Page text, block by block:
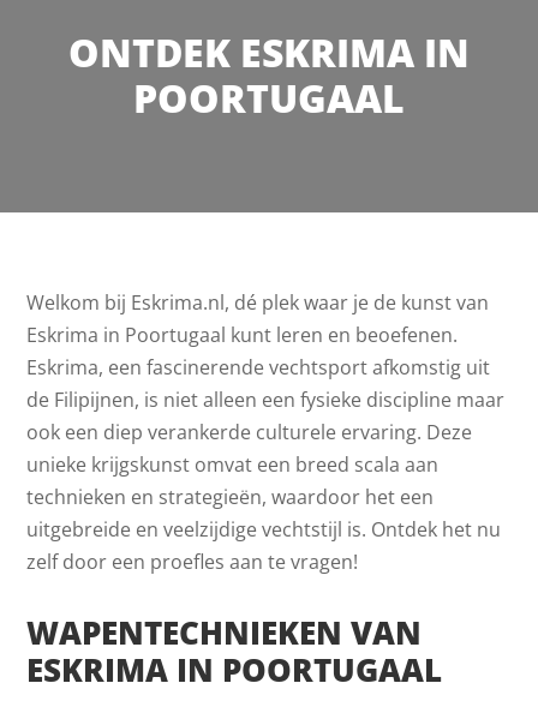
ONTDEK ESKRIMA IN
POORTUGAAL
Welkom bij Eskrima.nl, dé plek waar je de kunst van
Eskrima in Poortugaal kunt leren en beoefenen.
Eskrima, een fascinerende vechtsport afkomstig uit
de Filipijnen, is niet alleen een fysieke discipline maar
ook een diep verankerde culturele ervaring. Deze
unieke krijgskunst omvat een breed scala aan
technieken en strategieën, waardoor het een
uitgebreide en veelzijdige vechtstijl is. Ontdek het nu
zelf door een proefles aan te vragen!
WAPENTECHNIEKEN VAN
ESKRIMA IN POORTUGAAL